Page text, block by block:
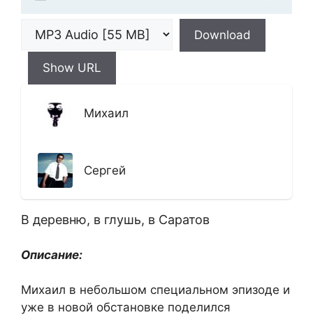
Download
Show URL
Михаил
Сергей
В деревню, в глушь, в Саратов
Описание:
Михаил в небольшом специальном эпизоде и
уже в новой обстановке поделился